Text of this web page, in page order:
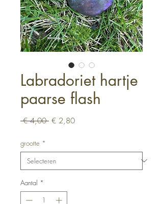
Labradoriet hartje
paarse flash
€ 4,00 Normale
€ 2,80Verkoopprijs
grootte *
Aantal *